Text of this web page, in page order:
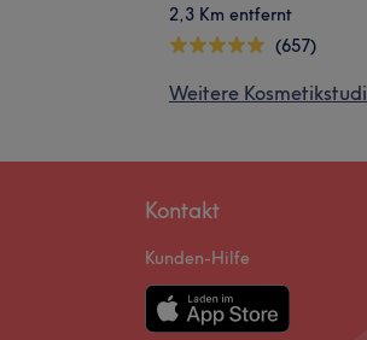
2,3 Km entfernt
(657)
Weitere
Kontakt
Kunden-Hilfe